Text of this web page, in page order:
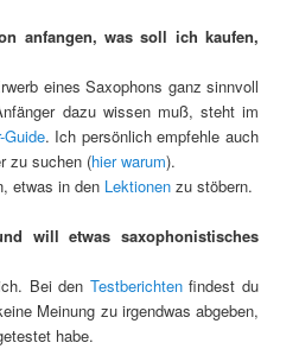
anfangen, was soll ich kaufen,
eines Saxophons ganz sinnvoll
dazu wissen muß, steht im
. Ich persönlich empfehle auch
zu suchen (hier warum).
etwas in den Lektionen zu stöbern.
will etwas saxophonistisches
Bei den Testberichtenfindest du
Meinung zu irgendwas abgeben,
habe.